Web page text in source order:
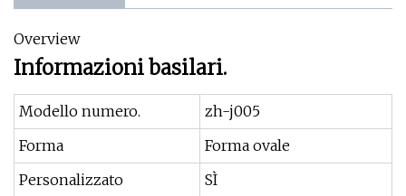
Overview
Informazioni basilari.
Modello numero.
zh-j005
Forma
Forma ovale
Personalizzato
SÌ